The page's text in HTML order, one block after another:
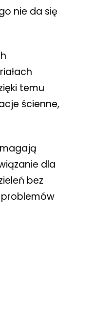
nie da się
temu
ścienne,
dla
bez